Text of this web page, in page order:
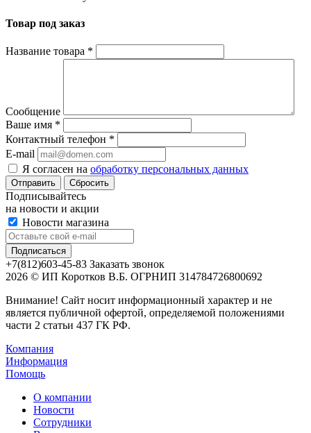
Товар под заказ
Название товара *
Сообщение
Ваше имя *
Контактный телефон *
E-mail
Я согласен на обработку персональных данных
Сбросить
Подписывайтесь
на новости и акции
Новости магазина
+7(812)603-45-83 Заказать звонок
2026 © ИП Коротков В.Б. ОГРНИП 314784726800692
Внимание! Сайт носит информационный характер и не
является публичной офертой, определяемой положениями
части 2 статьи 437 ГК РФ.
Компания
Информация
Помощь
О компании
Новости
Сотрудники